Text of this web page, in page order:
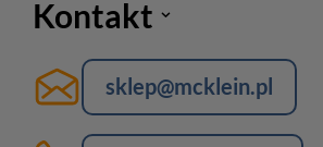
Kontakt
sklep@mcklein.pl